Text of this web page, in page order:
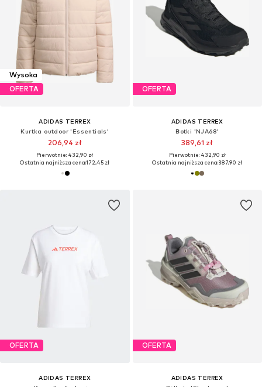
Wysoka
OFERTA
ADIDAS TERREX
Kurtka outdoor 'Essentials'
206,94 zł
Pierwotnie: 432,90 zł
Ostatnia najniższa cena:172,45 zł
OFERTA
ADIDAS TERREX
Botki 'NJA68'
389,61 zł
Pierwotnie: 432,90 zł
Ostatnia najniższa cena:387,90 zł
OFERTA
ADIDAS TERREX
OFERTA
ADIDAS TERREX